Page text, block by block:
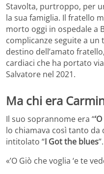
Stavolta, purtroppo, per
la sua famiglia. Il fratello
morto oggi in ospedale a
complicanze seguite a un
destino dell’amato
cardiaci che ha portato
Salvatore nel 2021.
Ma chi era
Il suo soprannome era “
lo chiamava così tanto
intitolato “I Got the blues”.
«’O Giò che voglia ‘e te